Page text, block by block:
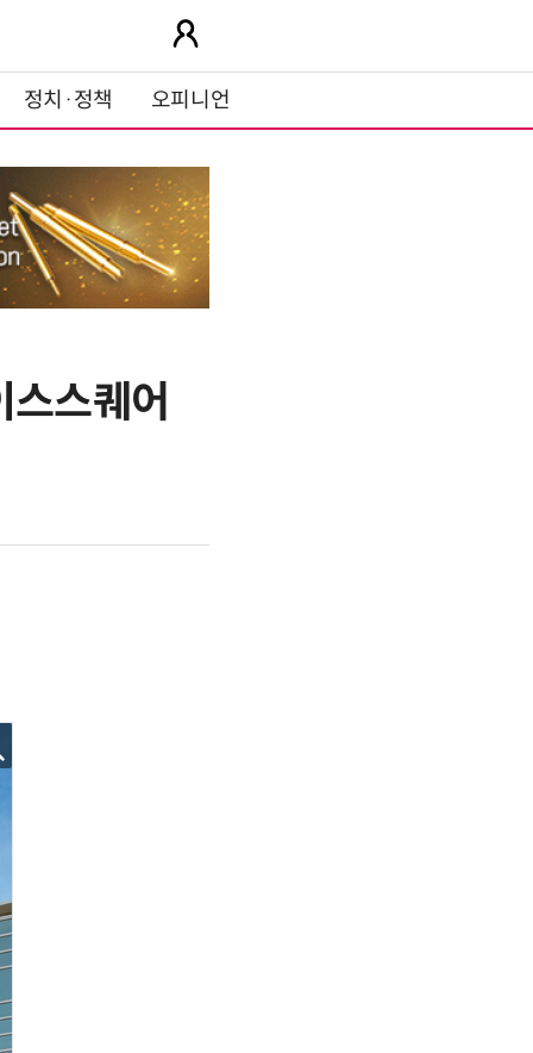
정치·정책 오피니언
스퀘어